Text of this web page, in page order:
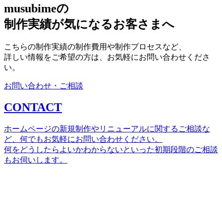
musubimeの
制作実績が気になるお客さまへ
こちらの制作実績の制作費用や制作プロセスなど、
詳しい情報をご希望の方は、お気軽にお問い合わせくださ
い。
お問い合わせ・ご相談
CONTACT
ホームページの新規制作やリニューアルに関するご相談な
ど、何でもお気軽にお問い合わせください。
何をどうしたらよいかわからないといった初期段階のご相談
もお伺いします。